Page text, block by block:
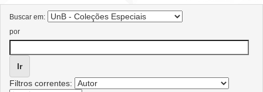
Buscar em:
por
Filtros correntes: